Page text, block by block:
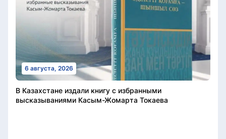
6 августа, 2026
В Казахстане издали книгу с избранными
высказываниями Касым-Жомарта Токаева